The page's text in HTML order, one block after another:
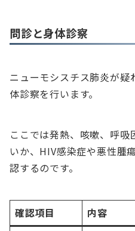
問診と身体診察
ニューモシスチス肺炎が疑
体診察を行います。
ここでは発熱、咳嗽、呼
いか、HIV感染症や悪性腫
認するのです。
確認項目
内容